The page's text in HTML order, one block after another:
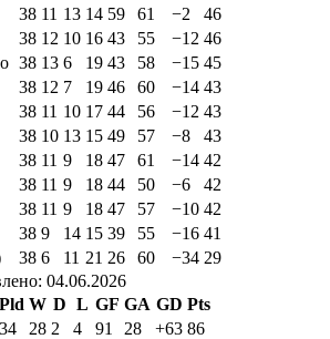
38 11 13 14 59 61 −2
46
38 12 10 16 43 55 −12 46
38 13 6 19 43 58 −15 45
38 12 7 19 46 60 −14 43
38 11 10 17 44 56 −12 43
38 10 13 15 49 57 −8
43
38 11 9 18 47 61 −14 42
38 11 9 18 44 50 −6
42
38 11 9 18 47 57 −10 42
38 9 14 15 39 55 −16 41
38 6 11 21 26 60 −34 29
04.06.2026
Pld W D L GF GA GD Pts
34 28 2 4 91 28 +63 86